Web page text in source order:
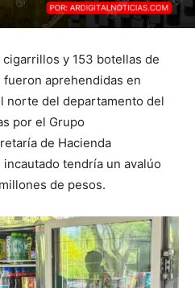
y 153 botellas de
aprehendidas en
norte del departamento del
por el Grupo
de Hacienda
tendría un avalúo
de pesos.